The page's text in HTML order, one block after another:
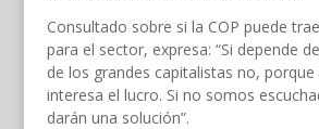
Consultado sobre si la COP puede
para el sector, expresa: “Si depende
de los grandes capitalistas no,
interesa el lucro. Si no somos
darán una solución”.